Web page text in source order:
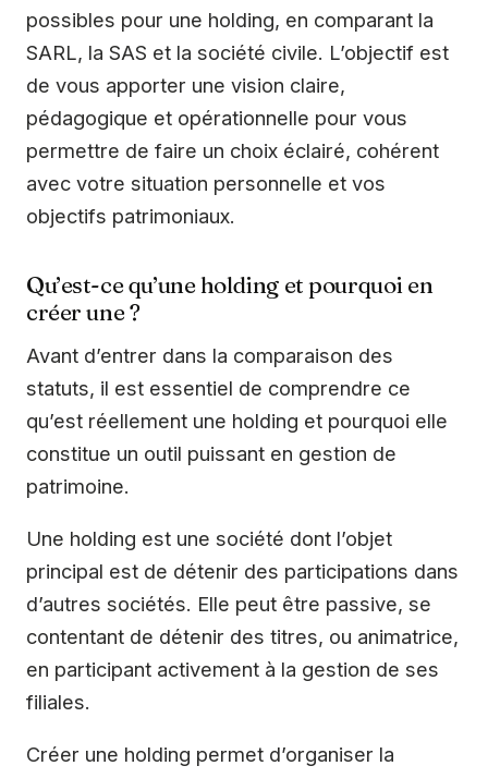
possibles pour une holding, en comparant la
SARL, la SAS et la société civile. L’objectif est
de vous apporter une vision claire,
pédagogique et opérationnelle pour vous
permettre de faire un choix éclairé, cohérent
avec votre situation personnelle et vos
objectifs patrimoniaux.
Qu’est-ce qu’une holding et pourquoi en
créer une ?
Avant d’entrer dans la comparaison des
statuts, il est essentiel de comprendre ce
qu’est réellement une holding et pourquoi elle
constitue un outil puissant en gestion de
patrimoine.
Une holding est une société dont l’objet
principal est de détenir des participations dans
d’autres sociétés. Elle peut être passive, se
contentant de détenir des titres, ou animatrice,
en participant activement à la gestion de ses
filiales.
Créer une holding permet d’organiser la